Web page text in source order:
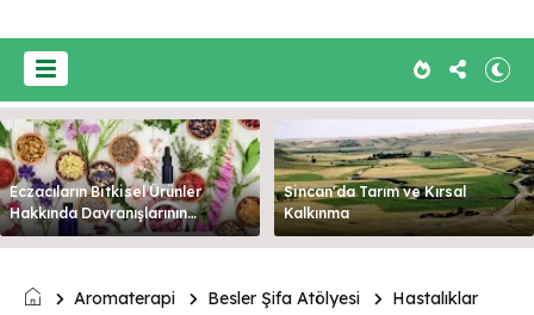
Eczacıların Bitkisel Ürünler
Hakkında Davranışlarının
Değerlendirilmesi
Sincan'da Tarım ve Kırsal
Kalkınma
Aromaterapi Besler Şifa Atölyesi Hastalıklar